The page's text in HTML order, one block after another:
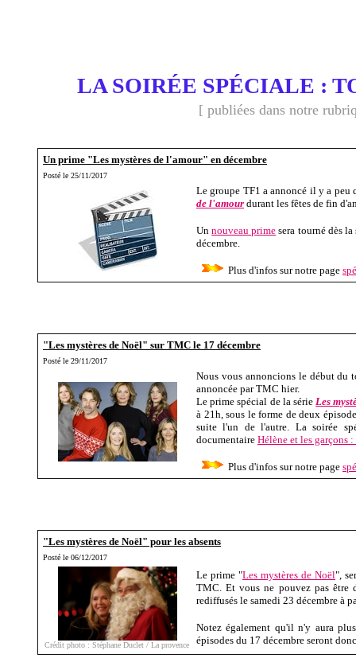
LA SOIRÉE SPÉCIALE :
[ publiées dans notre
Un prime "Les mystères de l'amour" en décembre
Posté le 25/11/2017
Le groupe TF1 a annoncé il y a peu
de l'amour durant les fêtes de fin
Unnouveau prime sera tourné dès
décembre.
Plus d'infos sur notre page
"Les mystères de Noël" sur TMC le 17 décembre
Posté le 29/11/2017
Nous vous annoncions le début du
annoncée par TMC hier.
Le prime spécial de la sérieLes
à 21h, sous le forme de deux
suite l'un de l'autre. La soirée
documentaire Hélène et les garçons
Plus d'infos sur notre page
"Les mystères de Noël" pour les absents
Posté le 06/12/2017
Crédit photo : Stéphane Duclet / La provence
Le prime "Les mystères de Noël",
TMC. Et vous ne pouvez pas être
rediffusés le samedi 23 décembre à
Notez également qu'il n'y aura
épisodes du 17 décembre seront